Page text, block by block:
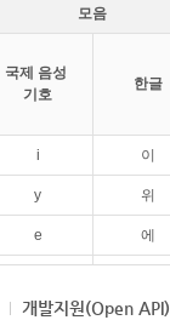
모음
국제 음성
기호
한글
i 이
y 위
e 에
ɛ 에
개발지원(Open API)